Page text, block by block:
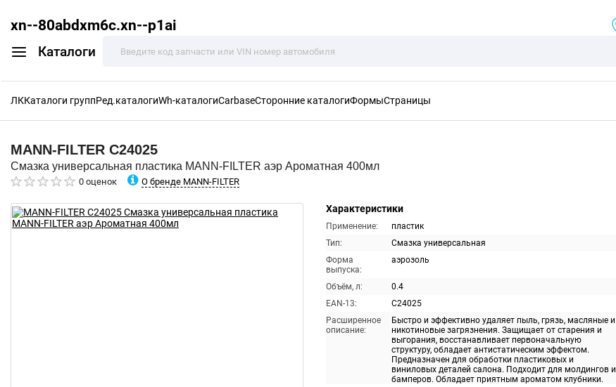
xn--80abdxm6c.xn--p1ai
Каталоги
ЛККаталоги группРед.каталогиWh-каталогиCarbaseСторонние каталогиФормыСтраницы
MANN-FILTER C24025
Смазка универсальная пластика MANN-FILTER аэр Ароматная 400мл
0 оценок О бренде MANN-FILTER
Характеристики
Применение:
пластик
Тип:
Смазка универсальная
Форма
выпуска:
аэрозоль
Объём, л:
0.4
EAN-13:
C24025
Расширенное
описание:
Быстро и эффективно удаляет пыль, грязь, масляные и
никотиновые загрязнения. Защищает от старения и
выгорания, восстанавливает первоначальную
структуру, обладает антистатическим эффектом.
Предназначен для обработки пластиковых и
виниловых деталей салона. Подходит для молдингов и
бамперов. Обладает приятным ароматом клубники.